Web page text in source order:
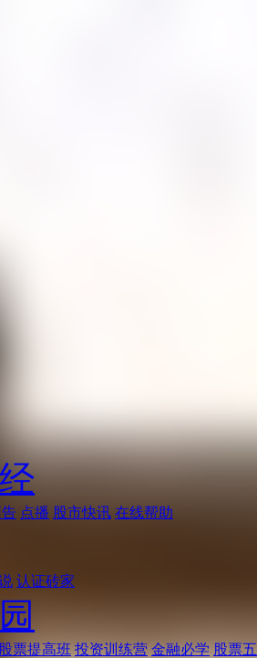
点播 股市快讯 在线帮助
认证砖家
股票提高班 投资训练营 金融必学 股票